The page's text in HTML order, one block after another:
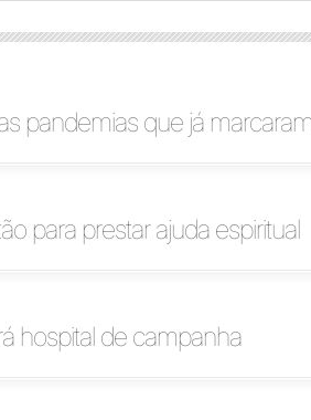
pandemias que já
para prestar ajuda espiritual
hospital de campanha